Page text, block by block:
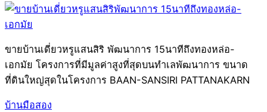
ขายบ้านเดี่ยวหรูแสนสิริ พัฒนาการ 15นาทีถึงทองหล่อ-
เอกมัย โครงการที่มีมูลค่าสูงที่สุดบนทำเลพัฒนาการ ขนาด
ที่ดินใหญ่สุดในโครงการ BAAN-SANSIRI PATTANAKARN
บ้านมือสอง